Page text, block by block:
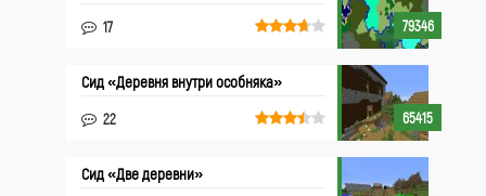
79346
17
65415
Сид «Деревня внутри особняка»
22
Сид «Две деревни»